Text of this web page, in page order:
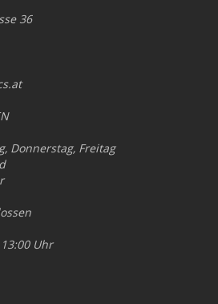
36
Donnerstag, Freitag
Uhr